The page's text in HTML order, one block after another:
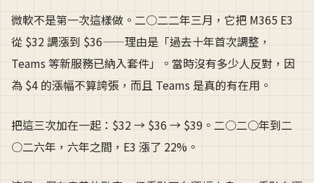
微軟不是第一次這樣做。二○二二年三月，它把 M365 E3
從 $32 調漲到 $36——理由是「過去十年首次調整，
Teams 等新服務已納入套件」。當時沒有多少人反對，因
為 $4 的漲幅不算誇張，而且 Teams 是真的有在用。
把這三次加在一起：$32 → $36 → $39。二○二○年到二
○二六年，六年之間，E3 漲了 22%。